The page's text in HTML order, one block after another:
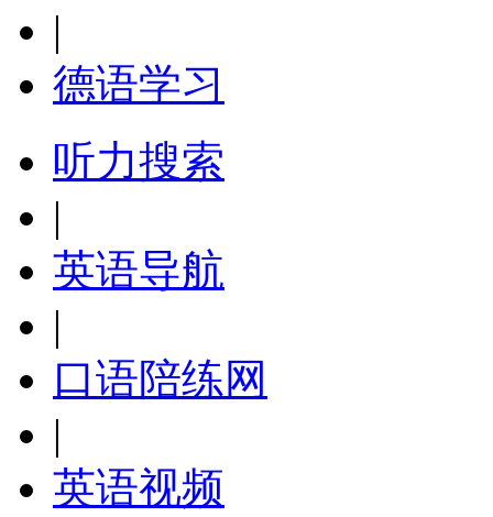
|
德语学习
听力搜索
|
英语导航
|
口语陪练网
|
英语视频